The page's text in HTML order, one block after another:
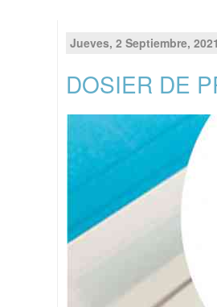
Jueves, 2 Septiembre,
DOSIER DE